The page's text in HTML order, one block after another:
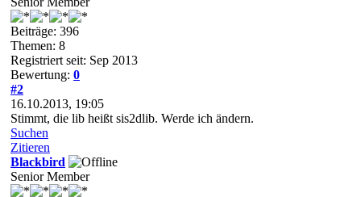
Beiträge: 396
Themen: 8
Registriert seit: Sep 2013
Bewertung: 0
#2
16.10.2013, 19:05
Stimmt, die lib heißt sis2dlib. Werde ich ändern.
Suchen
Zitieren
Blackbird
Senior Member